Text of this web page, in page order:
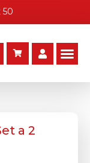
50
a 2